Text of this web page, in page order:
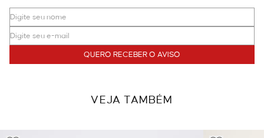
QUERO RECEBER O AVISO
VEJA TAMBÉM